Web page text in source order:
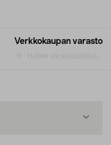
Verkkokaupan varasto